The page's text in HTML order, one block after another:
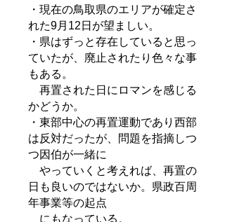
・現在の鳥取県のエリアが確定さ
れた9月12日が望ましい。
・県はずっと存在していると思っ
ていたが、廃止されたり色々な事
もある。
再置された日にロマンを感じる
かどうか。
・東部中心の再置運動であり西部
は反対だったが、問題を指摘しつ
つ因伯が一緒に
やっていくと考えれば、再置の
日も良いのではないか。県政百周
年事業等の起点
にもなっている。